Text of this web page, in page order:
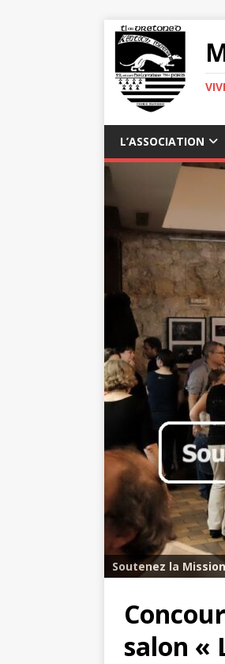
L’ASSOCIATION
Soutenez la
salon «